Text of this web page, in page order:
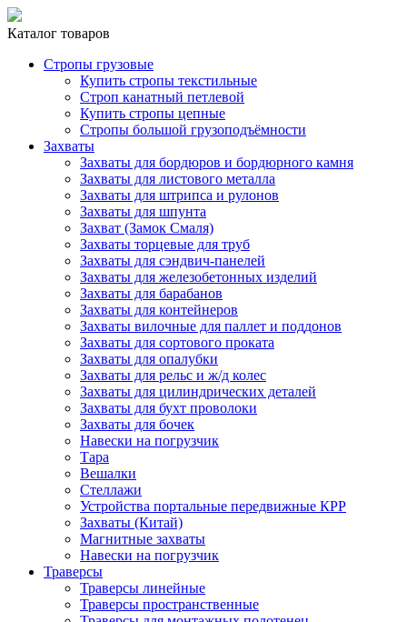
Каталог товаров
Стропы грузовые
Купить стропы текстильные
Строп канатный петлевой
Купить стропы цепные
Стропы большой грузоподъёмности
Захваты
Захваты для бордюров и бордюрного камня
Захваты для листового металла
Захваты для штрипса и рулонов
Захваты для шпунта
Захват (Замок Смаля)
Захваты торцевые для труб
Захваты для сэндвич-панелей
Захваты для железобетонных изделий
Захваты для барабанов
Захваты для контейнеров
Захваты вилочные для паллет и поддонов
Захваты для сортового проката
Захваты для опалубки
Захваты для рельс и ж/д колес
Захваты для цилиндрических деталей
Захваты для бухт проволоки
Захваты для бочек
Навески на погрузчик
Тара
Вешалки
Стеллажи
Устройства портальные передвижные КРР
Захваты (Китай)
Магнитные захваты
Навески на погрузчик
Траверсы
Траверсы линейные
Траверсы пространственные